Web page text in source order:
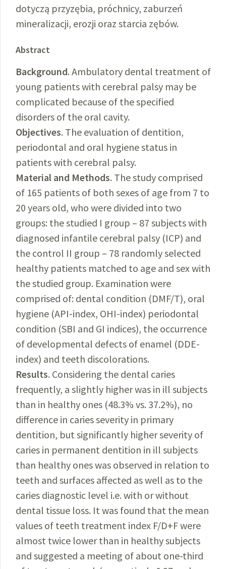
dotyczą przyzębia, próchnicy, zaburzeń
mineralizacji, erozji oraz starcia zębów.
Abstract
Background. Ambulatory dental treatment of
young patients with cerebral palsy may be
complicated because of the specified
disorders of the oral cavity.
Objectives. The evaluation of dentition,
periodontal and oral hygiene status in
patients with cerebral palsy.
Material and Methods. The study comprised
of 165 patients of both sexes of age from 7 to
20 years old, who were divided into two
groups: the studied I group – 87 subjects with
diagnosed infantile cerebral palsy (ICP) and
the control II group – 78 randomly selected
healthy patients matched to age and sex with
the studied group. Examination were
comprised of: dental condition (DMF/T), oral
hygiene (API-index, OHI-index) periodontal
condition (SBI and GI indices), the occurrence
of developmental defects of enamel (DDE-
index) and teeth discolorations.
Results. Considering the dental caries
frequently, a slightly higher was in ill subjects
than in healthy ones (48.3% vs. 37.2%), no
difference in caries severity in primary
dentition, but significantly higher severity of
caries in permanent dentition in ill subjects
than healthy ones was observed in relation to
teeth and surfaces affected as well as to the
caries diagnostic level i.e. with or without
dental tissue loss. It was found that the mean
values of teeth treatment index F/D+F were
almost twice lower than in healthy subjects
and suggested a meeting of about one-third